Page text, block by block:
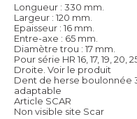
Longueur : 330 mm.
Largeur : 120 mm.
Epaisseur : 16 mm.
Entre-axe : 65 mm.
Diamètre trou : 17 mm.
Pour série HR 16, 17, 19, 20,
Droite. Voir le produit
Dent de herse boulonnée
adaptable
Article SCAR
Non visible site Scar